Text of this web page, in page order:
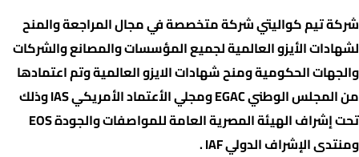
شركة تيم كواليتي شركة متخصصة في مجال المراجعة والمنح
لشهادات الأيزو العالمية لجميع المؤسسات والمصانع والشركات
والجهات الحكومية ومنح شهادات الايزو العالمية وتم اعتمادها
من المجلس الوطني EGAC ومجلي الأعتماد الأمريكي IAS وذلك
تحت إشراف الهيئة المصرية العامة للمواصفات والجودة EOS
ومنتدى الإشراف الدولي IAF .